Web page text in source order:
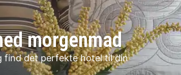
morgenmad
find det perfekte hotel til din